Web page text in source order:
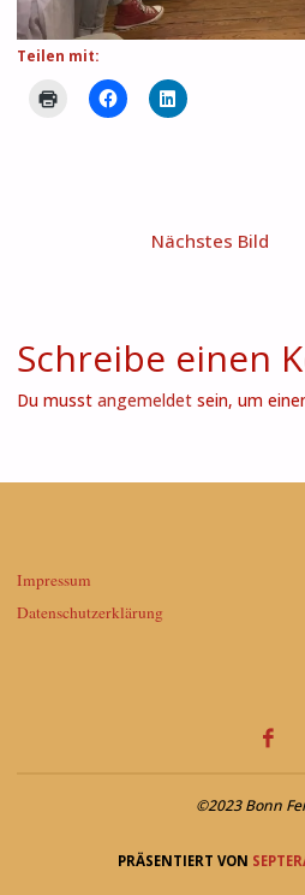
Teilen mit:
Nächstes Bild
Schreibe einen
Du musst angemeldetsein, um
Impressum
Datenschutzerklärung
©2023 Bonn
PRÄSENTIERT VON